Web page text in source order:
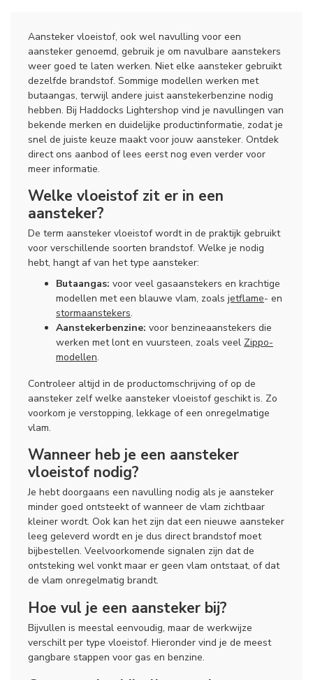
Aansteker vloeistof, ook wel navulling voor een
aansteker genoemd, gebruik je om navulbare aanstekers
weer goed te laten werken. Niet elke aansteker gebruikt
dezelfde brandstof. Sommige modellen werken met
butaangas, terwijl andere juist aanstekerbenzine nodig
hebben. Bij Haddocks Lightershop vind je navullingen van
bekende merken en duidelijke productinformatie, zodat je
snel de juiste keuze maakt voor jouw aansteker. Ontdek
direct ons aanbod of lees eerst nog even verder voor
meer informatie.
Welke vloeistof zit er in een
aansteker?
De term aansteker vloeistof wordt in de praktijk gebruikt
voor verschillende soorten brandstof. Welke je nodig
hebt, hangt af van het type aansteker:
Butaangas: voor veel gasaanstekers en krachtige
modellen met een blauwe vlam, zoals jetflame- en
stormaanstekers.
Aanstekerbenzine: voor benzineaanstekers die
werken met lont en vuursteen, zoals veel Zippo-
modellen.
Controleer altijd in de productomschrijving of op de
aansteker zelf welke aansteker vloeistof geschikt is. Zo
voorkom je verstopping, lekkage of een onregelmatige
vlam.
Wanneer heb je een aansteker
vloeistof nodig?
Je hebt doorgaans een navulling nodig als je aansteker
minder goed ontsteekt of wanneer de vlam zichtbaar
kleiner wordt. Ook kan het zijn dat een nieuwe aansteker
leeg geleverd wordt en je dus direct brandstof moet
bijbestellen. Veelvoorkomende signalen zijn dat de
ontsteking wel vonkt maar er geen vlam ontstaat, of dat
de vlam onregelmatig brandt.
Hoe vul je een aansteker bij?
Bijvullen is meestal eenvoudig, maar de werkwijze
verschilt per type vloeistof. Hieronder vind je de meest
gangbare stappen voor gas en benzine.